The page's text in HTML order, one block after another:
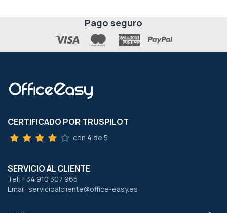
Pago seguro
CERTIFICADO POR TRUSPILOT
con 4 de 5
SERVICIO AL CLIENTE
Tel: +34 910 307 965
Email: servicioalcliente@office-easy.es